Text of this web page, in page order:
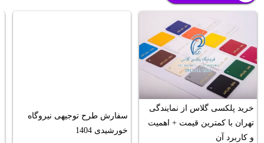
خرید پلکسی گلاس از نمایندگی
تهران با کمترین قیمت + اهمیت
و کاربرد آن
سفارش طرح توجیهی نیروگاه
خورشیدی 1404